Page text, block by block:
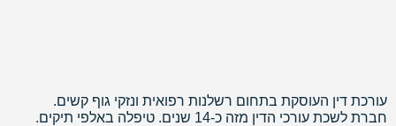
עורכת דין העוסקת בתחום רשלנות רפואית ונזקי גוף קשים.
חברת לשכת עורכי הדין מזה כ-14 שנים. טיפלה באלפי תיקים.